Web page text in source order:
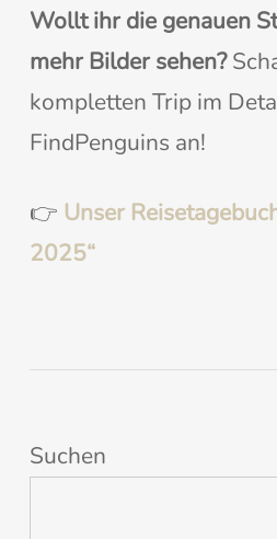
Wollt ihr die genauen
mehr Bilder sehen?
kompletten Trip im
FindPenguins an!
👉 Unser
2025“
Suchen